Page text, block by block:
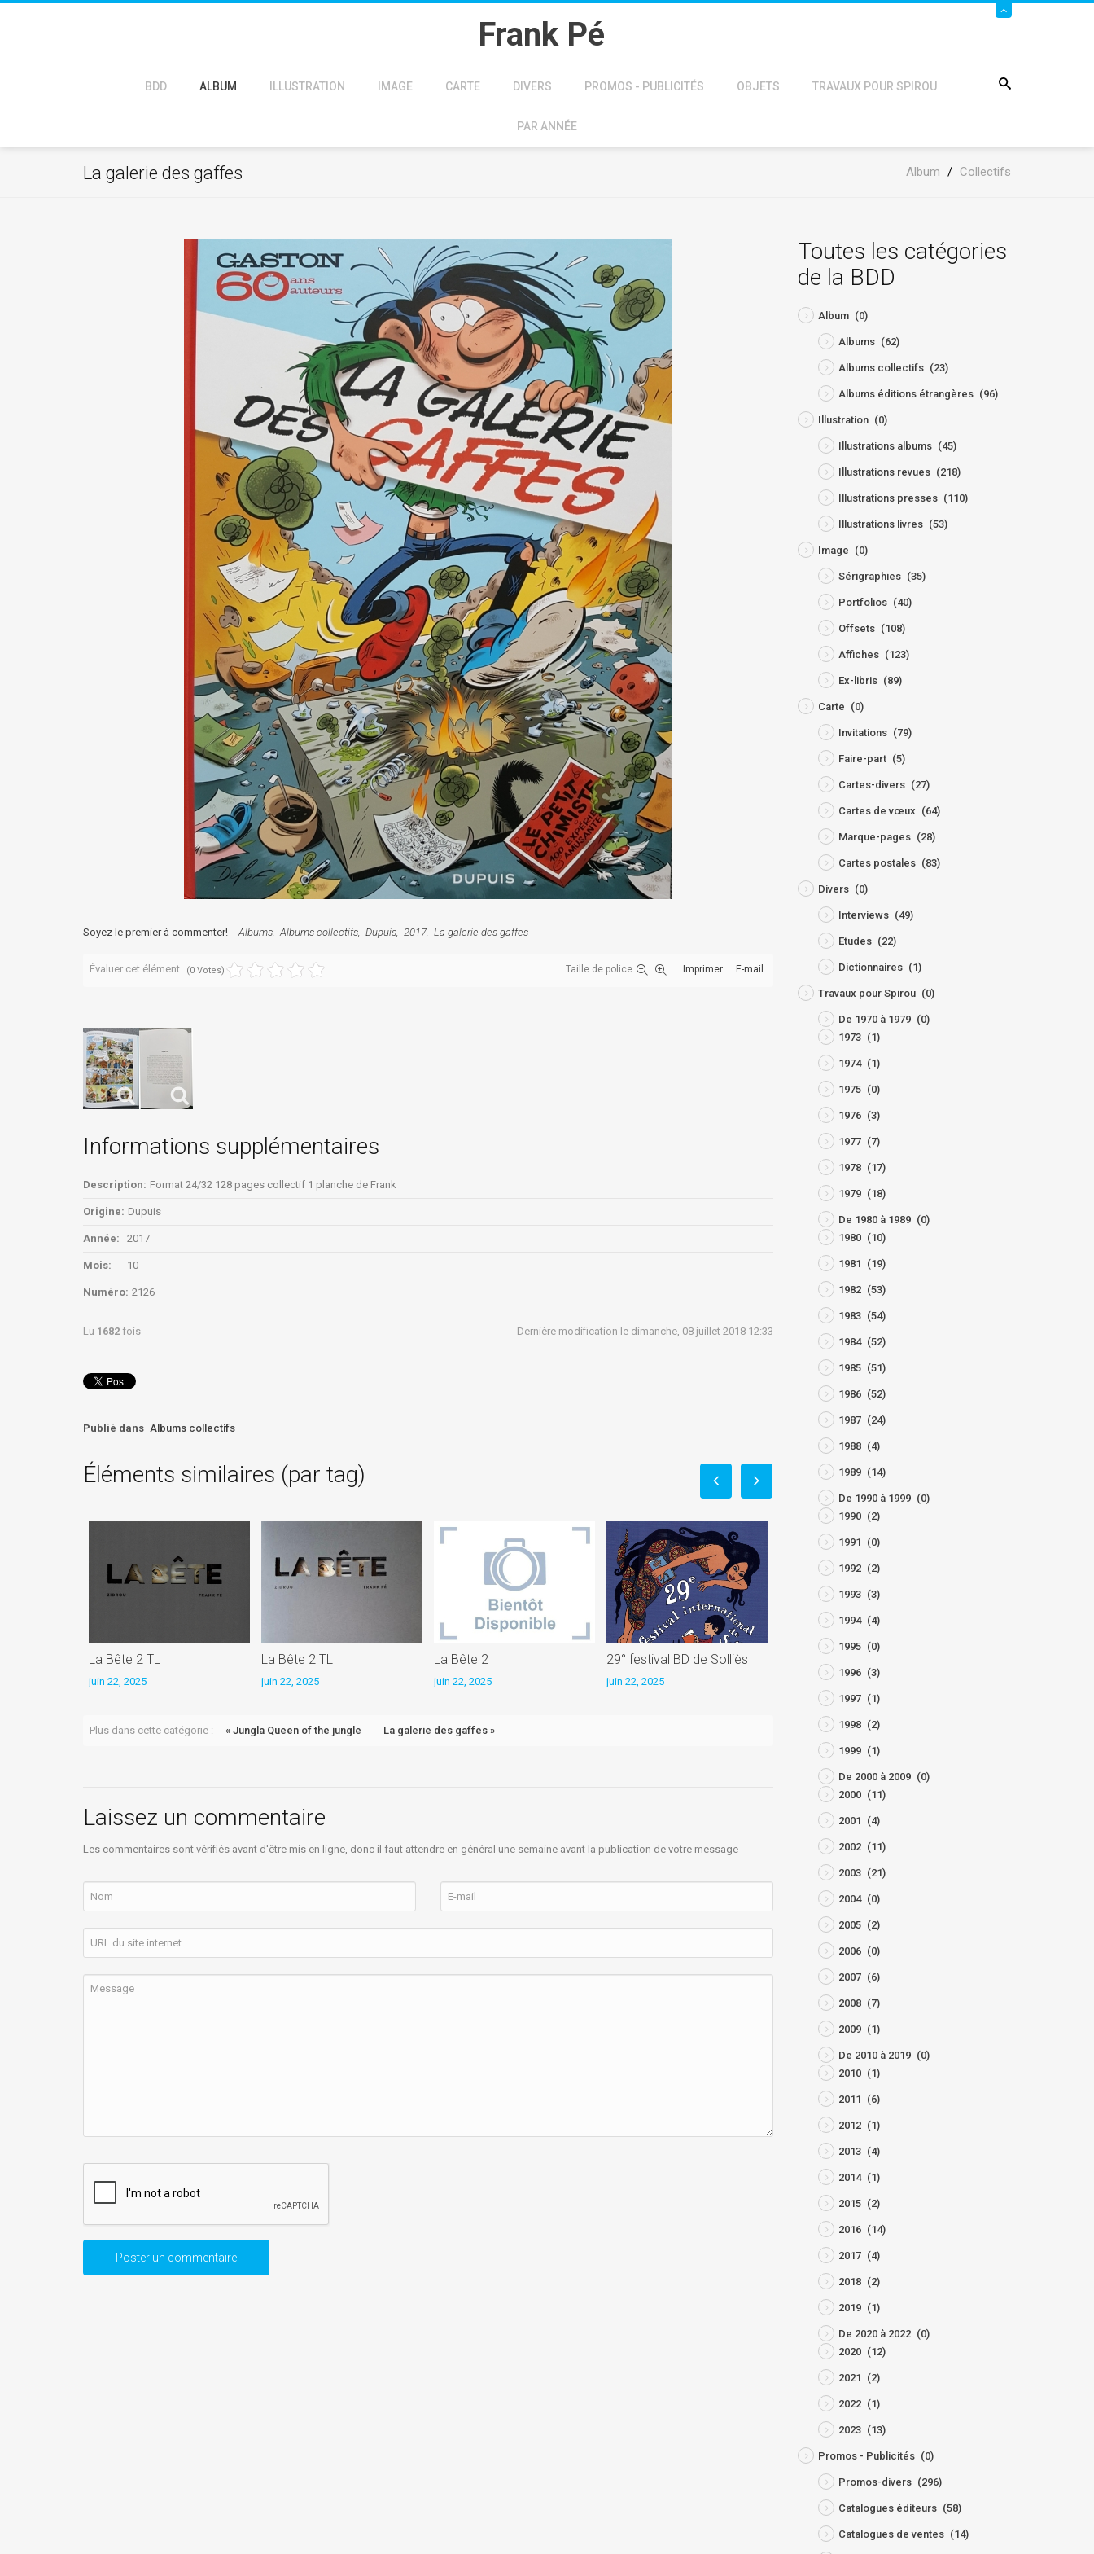
Frank Pé
BDD ALBUM ILLUSTRATION IMAGE CARTE DIVERS PROMOS - PUBLICITÉS OBJETS TRAVAUX POUR SPIROU
PAR ANNÉE
Album / Collectifs
La galerie des gaffes
Soyez le premier à commenter! Albums Albums collectifs Dupuis 2017 La galerie des gaffes
Évaluer cet élément (0 Votes) Taille de police Imprimer E-mail
Informations supplémentaires
Description: Format 24/32 128 pages collectif 1 planche de Frank
Origine: Dupuis
Année: 2017
Mois: 10
Numéro: 2126
Lu 1682 fois Dernière modification le dimanche, 08 juillet 2018 12:33
Publié dans Albums collectifs
Éléments similaires (par tag)
La Bête 2 TL
juin 22, 2025
La Bête 2 TL
juin 22, 2025
La Bête 2
juin 22, 2025
29° festival BD de Solliès
juin 22, 2025
Limpact n° 70
juin 22, 2025
Plus dans cette catégorie : « Jungla Queen of the jungle La galerie des gaffes »
Laissez un commentaire
Les commentaires sont vérifiés avant d'être mis en ligne, donc il faut attendre en général une semaine avant la publication de votre message
Toutes les catégories
de la BDD
Album (0)
Albums (62)
Albums collectifs (23)
Albums éditions étrangères (96)
Illustration (0)
Illustrations albums (45)
Illustrations revues (218)
Illustrations presses (110)
Illustrations livres (53)
Image (0)
Sérigraphies (35)
Portfolios (40)
Offsets (108)
Affiches (123)
Ex-libris (89)
Carte (0)
Invitations (79)
Faire-part (5)
Cartes-divers (27)
Cartes de vœux (64)
Marque-pages (28)
Cartes postales (83)
Divers (0)
Interviews (49)
Etudes (22)
Dictionnaires (1)
Travaux pour Spirou (0)
De 1970 à 1979 (0)
1973 (1)
1974 (1)
1975 (0)
1976 (3)
1977 (7)
1978 (17)
1979 (18)
De 1980 à 1989 (0)
1980 (10)
1981 (19)
1982 (53)
1983 (54)
1984 (52)
1985 (51)
1986 (52)
1987 (24)
1988 (4)
1989 (14)
De 1990 à 1999 (0)
1990 (2)
1991 (0)
1992 (2)
1993 (3)
1994 (4)
1995 (0)
1996 (3)
1997 (1)
1998 (2)
1999 (1)
De 2000 à 2009 (0)
2000 (11)
2001 (4)
2002 (11)
2003 (21)
2004 (0)
2005 (2)
2006 (0)
2007 (6)
2008 (7)
2009 (1)
De 2010 à 2019 (0)
2010 (1)
2011 (6)
2012 (1)
2013 (4)
2014 (1)
2015 (2)
2016 (14)
2017 (4)
2018 (2)
2019 (1)
De 2020 à 2022 (0)
2020 (12)
2021 (2)
2022 (1)
2023 (13)
Promos - Publicités (0)
Promos-divers (296)
Catalogues éditeurs (58)
Catalogues de ventes (14)